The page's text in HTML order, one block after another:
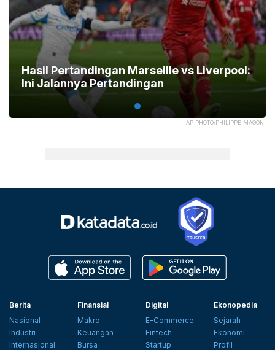
AP PHOTO/PHILIPPE MAGONI
Hasil Pertandingan Marseille vs Liverpool:
Ini Jalannya Pertandingan
Berita
Nasional
Industri
Internasional
Finansial
Makro
Keuangan
Bursa
Digital
E-Commerce
Fintech
Startup
Ekonopedia
Sejarah
Ekonomi
Profil